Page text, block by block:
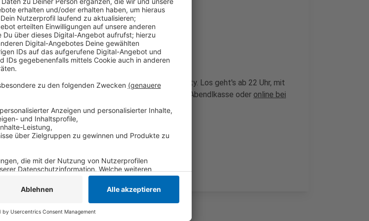
tanzen in der Kufa
Ihre Türen für Euch - für die Tanz-in-den-Mai-Party. Los geht's ab 22 Uhr, mit
seid Ihr dabei. Karten gibt's an der Tages- und an der Abendlkasse oder online bei